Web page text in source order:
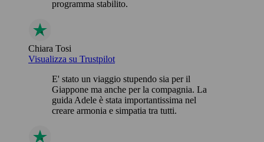
programma stabilito.
Chiara Tosi
Visualizza su Trustpilot
E' stato un viaggio stupendo sia per il
Giappone ma anche per la compagnia. La
guida Adele è stata importantissima nel
creare armonia e simpatia tra tutti.